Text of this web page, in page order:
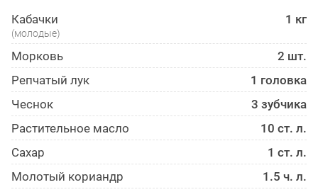
Кабачки 1 кг
(молодые)
Морковь
2 шт.
Репчатый лук
1 головка
Чеснок
3 зубчика
Растительное масло
10 ст. л.
Сахар
1 ст. л.
Молотый кориандр
1.5 ч. л.